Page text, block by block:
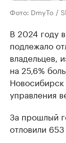
Фото: DmyTo /
В 2024 году
подлежало
владельцев,
на 25,6%
управления
За прошлый
отловили